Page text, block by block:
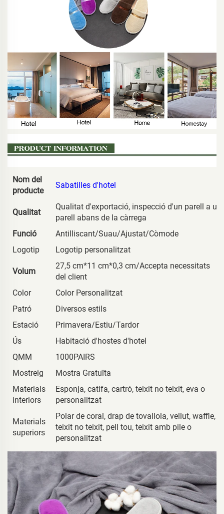
Nom del
producte
Sabatilles d'hotel
Qualitat
Qualitat d'exportació, inspecció d'un parell a un
parell abans de la càrrega
Funció
Antilliscant/Suau/Ajustat/Còmode
Logotip
Logotip personalitzat
Volum
27,5 cm*11 cm*0,3 cm/Accepta necessitats
del client
Color
Color Personalitzat
Patró
Diversos estils
Estació
Primavera/Estiu/Tardor
Ús
Habitació d'hostes d'hotel
QMM
1000PAIRS
Mostreig
Mostra Gratuïta
Materials
interiors
Esponja, catifa, cartró, teixit no teixit, eva o
personalitzat
Materials
superiors
Polar de coral, drap de tovallola, vellut, waffle,
teixit no teixit, pell tou, teixit amb pile o
personalitzat